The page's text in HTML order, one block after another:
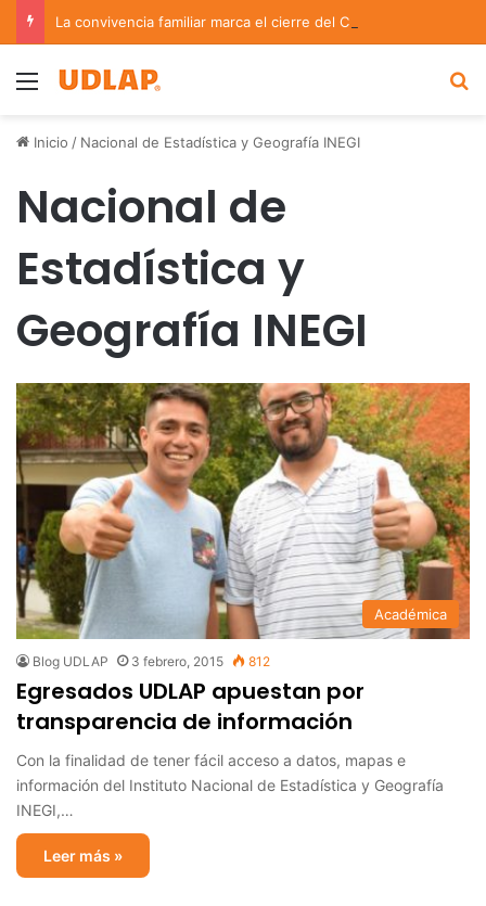
Menu
Inicio / Nacional de Estadística y Geografía INEGI
Nacional de
Estadística y
Geografía INEGI
Académica
Blog UDLAP 3 febrero, 2015 812
Egresados UDLAP apuestan por
transparencia de información
Con la finalidad de tener fácil acceso a datos, mapas e
información del Instituto Nacional de Estadística y Geografía
INEGI,…
Leer más »